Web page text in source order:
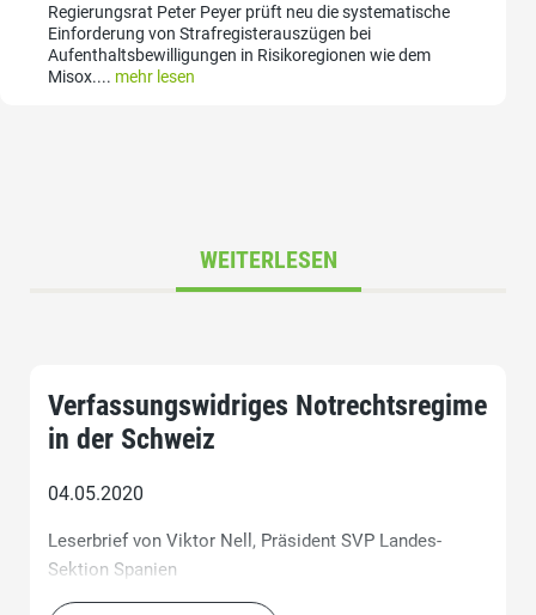
Regierungsrat Peter Peyer prüft neu die systematische
Einforderung von Strafregisterauszügen bei
Aufenthaltsbewilligungen in Risikoregionen wie dem
Misox.... mehr lesen
WEITERLESEN
Verfassungswidriges Notrechtsregime
in der Schweiz
04.05.2020
Leserbrief von Viktor Nell, Präsident SVP Landes-
Sektion Spanien